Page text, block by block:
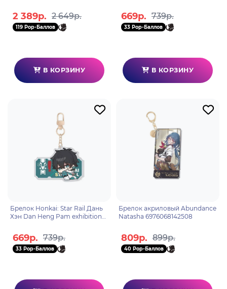
2 389р. 2 649р.
119 Pop-Баллов
В КОРЗИНУ
669р. 739р.
33 Pop-Баллов
В КОРЗИНУ
Брелок Honkai: Star Rail Дань
Хэн Dan Heng Pam exhibition
669р. 739р.
33 Pop-Баллов
Брелок акриловый Abundance
Natasha 6976068142508
809р. 899р.
40 Pop-Баллов